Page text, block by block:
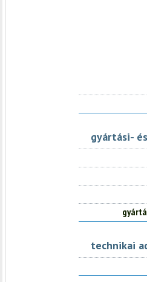
gyártási-
technikai